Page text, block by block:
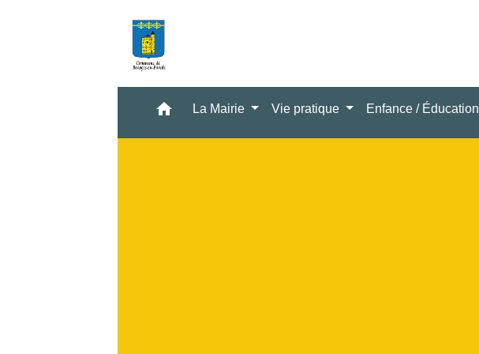
home La Mairie Vie pratique Enfance / Éducation